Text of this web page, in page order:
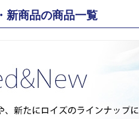
新商品の商品一覧